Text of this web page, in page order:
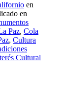
en
en
Paz, Cola
, Cultura
Cultural